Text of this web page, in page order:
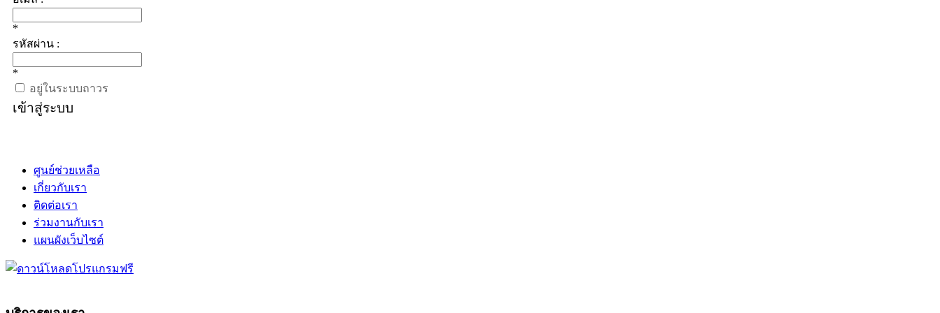
*
รหัสผ่าน :
*
อยู่ในระบบถาวร
เข้าสู่ระบบ
ศูนย์ช่วยเหลือ
เกี่ยวกับเรา
ติดต่อเรา
ร่วมงานกับเรา
แผนผังเว็บไซต์